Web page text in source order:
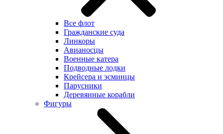
Все флот
Гражданские суда
Линкоры
Авианосцы
Военные катера
Подводные лодки
Крейсера и эсминцы
Парусники
Деревянные корабли
Фигуры